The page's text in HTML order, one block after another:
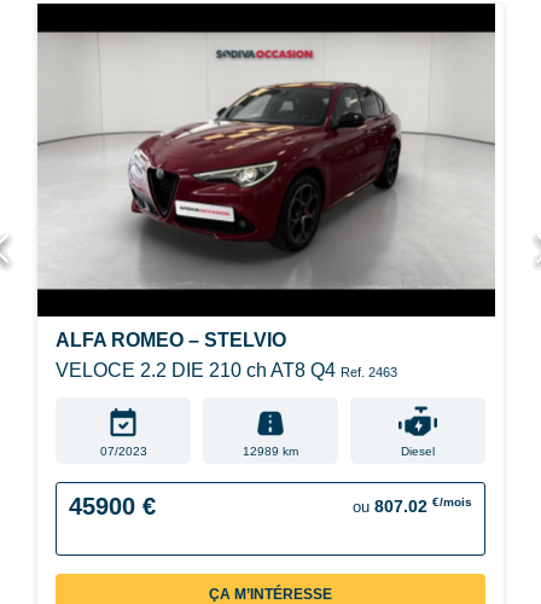
ALFA ROMEO – STELVIO
VELOCE 2.2 DIE 210 ch AT8 Q4 Ref. 2463
07/2023 12989 km Diesel
45900 € ou 807.02 €/mois
ÇA M’INTÉRESSE